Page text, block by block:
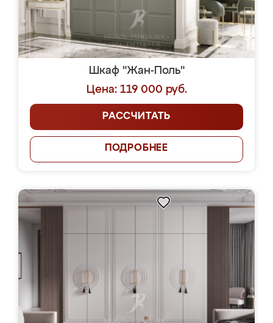
Шкаф "Жан-Поль"
Цена: 119 000 руб.
РАССЧИТАТЬ
ПОДРОБНЕЕ